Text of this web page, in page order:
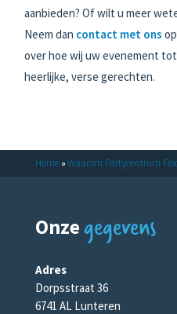
aanbieden? Of wilt u meer
Neem dan contact met ons
over hoe wij uw evenement
heerlijke, verse gerechten.
Home» Waarom Partycentrum
Onzegegevens
Adres
Dorpsstraat 36
6741 AL Lunteren